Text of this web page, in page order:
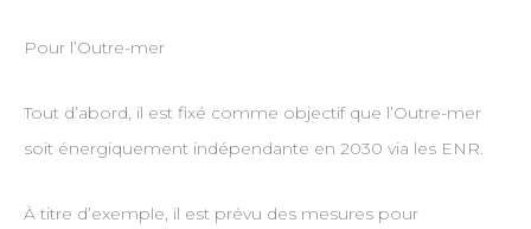
Pour l’Outre-mer
Tout d’abord, il est fixé comme objectif que l’Outre-mer
soit énergiquement indépendante en 2030 via les ENR.
À titre d’exemple, il est prévu des mesures pour